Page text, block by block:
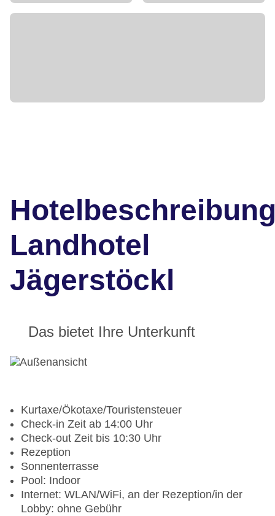
Landhotel
Jägerstöckl
Das bietet Ihre Unterkunft
Kurtaxe/Ökotaxe/Touristensteuer
Check-in Zeit ab 14:00 Uhr
Check-out Zeit bis 10:30 Uhr
Rezeption
Sonnenterrasse
Pool: Indoor
Internet: WLAN/WiFi, an der Rezeption/in der
Lobby: ohne Gebühr